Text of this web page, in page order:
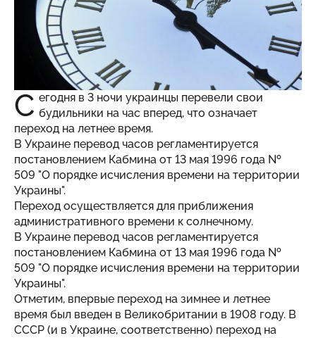
С егодня в 3 ночи украинцы перевели свои
будильники на час вперед, что означает
переход на летнее время.
В Украине перевод часов регламентируется
постановлением Кабмина от 13 мая 1996 года №
509 "О порядке исчисления времени на территории
Украины".
Переход осуществляется для приближения
административного времени к солнечному.
В Украине перевод часов регламентируется
постановлением Кабмина от 13 мая 1996 года №
509 "О порядке исчисления времени на территории
Украины".
Отметим, впервые переход на зимнее и летнее
время был введен в Великобритании в 1908 году. В
СССР (и в Украине, соответственно) переход на